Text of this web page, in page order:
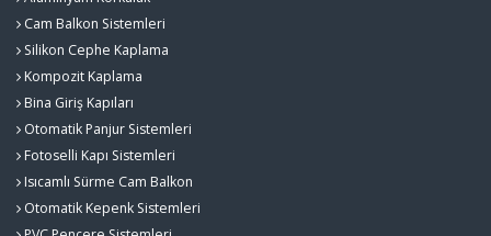
Cam Balkon Sistemleri
Silikon Cephe Kaplama
Kompozit Kaplama
Bina Giriş Kapıları
Otomatik Panjur Sistemleri
Fotoselli Kapı Sistemleri
Isıcamlı Sürme Cam Balkon
Otomatik Kepenk Sistemleri